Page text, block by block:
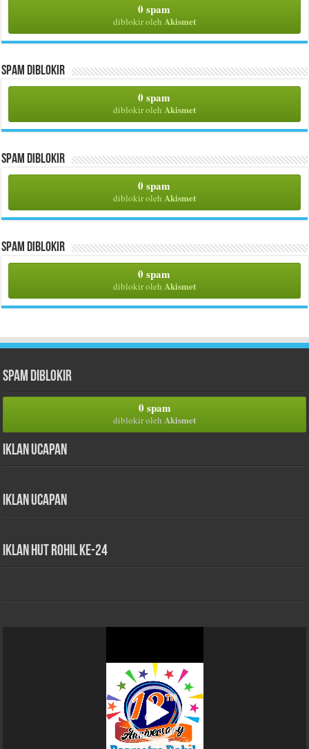
0 spam
diblokir oleh Akismet
Spam Diblokir
0 spam
diblokir oleh Akismet
Spam Diblokir
0 spam
diblokir oleh Akismet
Spam Diblokir
0 spam
diblokir oleh Akismet
Spam Diblokir
0 spam
diblokir oleh Akismet
Iklan Ucapan
Iklan Ucapan
iklan HUT Rohil Ke-24